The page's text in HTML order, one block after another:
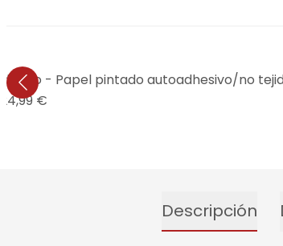
- Papel pintado autoadhesivo/no
24,99 €
Descripción